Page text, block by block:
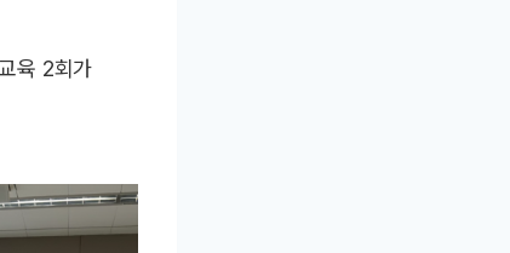
육 2회가